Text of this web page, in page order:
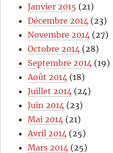
Janvier 2015 (21)
Décembre 2014 (23)
Novembre 2014 (27)
Octobre 2014 (28)
Septembre 2014 (19)
Août 2014 (18)
Juillet 2014 (24)
Juin 2014 (23)
Mai 2014 (21)
Avril 2014 (25)
Mars 2014 (25)